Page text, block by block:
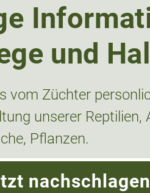
und
vom Züchter
unserer Reptilien,
Pflanzen.
nachschlagen